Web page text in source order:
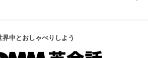
界中とおしゃべりしよう